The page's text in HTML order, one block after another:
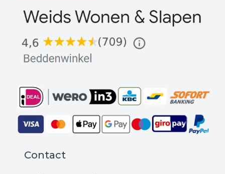
Contact